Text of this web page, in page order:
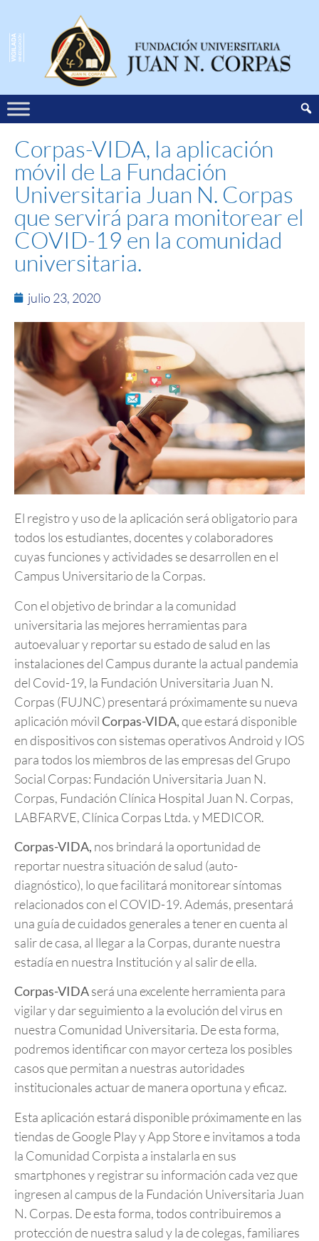
Corpas-VIDA, la aplicación
móvil de La Fundación
Universitaria Juan N. Corpas
que servirá para monitorear el
COVID-19 en la comunidad
universitaria.
julio 23, 2020
El registro y uso de la aplicación será obligatorio para
todos los estudiantes, docentes y colaboradores
cuyas funciones y actividades se desarrollen en el
Campus Universitario de la Corpas.
Con el objetivo de brindar a la comunidad
universitaria las mejores herramientas para
autoevaluar y reportar su estado de salud en las
instalaciones del Campus durante la actual pandemia
del Covid-19, la Fundación Universitaria Juan N.
Corpas (FUJNC) presentará próximamente su nueva
aplicación móvilCorpas-VIDA,que estará disponible
en dispositivos con sistemas operativos Android y IOS
para todos los miembros de las empresas del Grupo
Social Corpas: Fundación Universitaria Juan N.
Corpas, Fundación Clínica Hospital Juan N. Corpas,
LABFARVE, Clínica Corpas Ltda. y MEDICOR.
Corpas-VIDA, nos brindará la oportunidad de
reportar nuestra situación de salud (auto-
diagnóstico), lo que facilitará monitorear síntomas
relacionados con el COVID-19. Además, presentará
una guía de cuidados generales a tener en cuenta al
salir de casa, al llegar a la Corpas, durante nuestra
estadía en nuestra Institución y al salir de ella.
Corpas-VIDAserá una excelente herramienta para
vigilar y dar seguimiento a la evolución del virus en
nuestra Comunidad Universitaria. De esta forma,
podremos identificar con mayor certeza los posibles
casos que permitan a nuestras autoridades
institucionales actuar de manera oportuna y eficaz.
Esta aplicación estará disponible próximamente en las
tiendas de Google Play y App Store e invitamos a toda
la Comunidad Corpista a instalarla en sus
smartphones y registrar su información cada vez que
ingresen al campus de la Fundación Universitaria Juan
N. Corpas. De esta forma, todos contribuiremos a
protección de nuestra salud y la de colegas, familiares